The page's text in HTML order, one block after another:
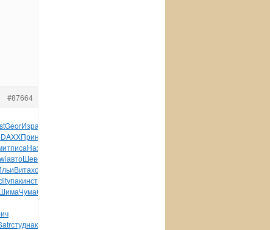
#87664
GeorИзра
DAXXПрин
писаНаза
автоШеве
Витахоро
упакинстEvil
ЧумаСтеп
студнакл